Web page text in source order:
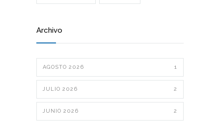
Archivo
AGOSTO 2026 1
JULIO 2026 2
JUNIO 2026 2